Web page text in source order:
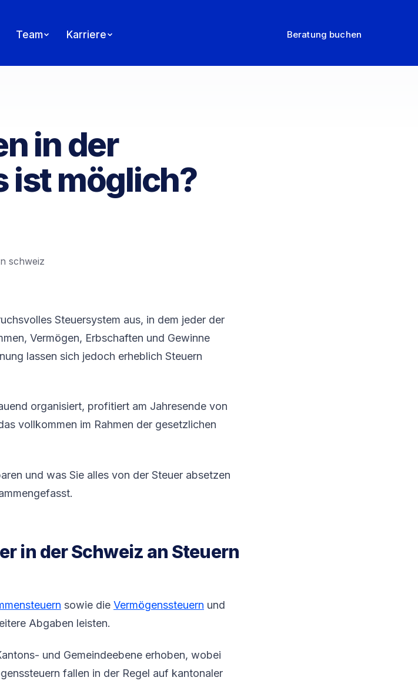
Team Karriere Beratung buchen
in der
ist möglich?
Steuersystem aus, in dem jeder der
Vermögen, Erbschaften und Gewinne
lassen sich jedoch erheblich Steuern
organisiert, profitiert am Jahresende von
vollkommen im Rahmen der gesetzlichen
und was Sie alles von der Steuer absetzen
in der Schweiz an Steuern
sowie die Vermögenssteuern und
Abgaben leisten.
und Gemeindeebene erhoben, wobei
fallen in der Regel auf kantonaler